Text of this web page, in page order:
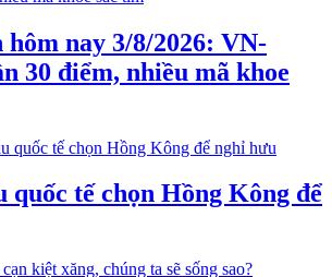
hôm nay 3/8/2026: VN-
30 điểm, nhiều mã khoe
quốc tế chọn Hồng Kông để